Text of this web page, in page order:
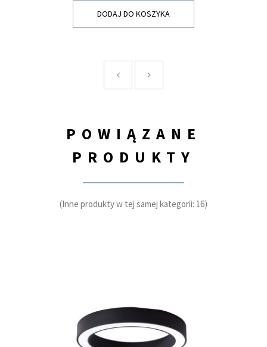
DODAJ DO KOSZYKA
POWIĄZANE
PRODUKTY
(Inne produkty w tej samej kategorii: 16)